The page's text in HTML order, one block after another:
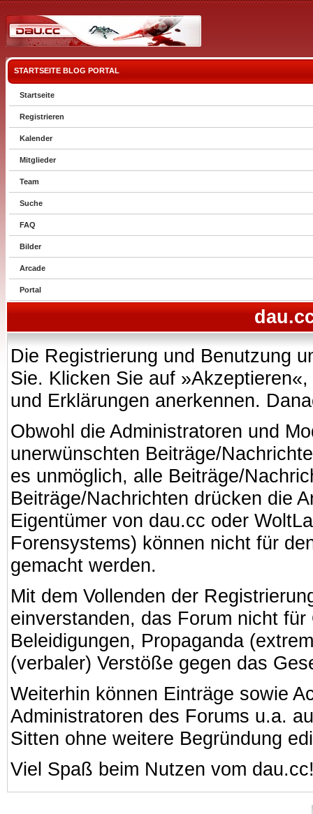
STARTSEITE BLOG PORTAL
Startseite
Registrieren
Kalender
Mitglieder
Team
Suche
FAQ
Bilder
Arcade
Portal
Die Registrierung und Benutzung
Sie. Klicken Sie auf
und Erklärungen anerkennen.
Obwohl die Administratoren und
unerwünschten Beiträge/
es unmöglich, alle Beiträge/
Beiträge/Nachrichten drücken die
Eigentümer von dau.cc oder
Forensystems) können nicht für
gemacht werden.
Mit dem Vollenden der
einverstanden, das Forum nicht
Beleidigungen, Propaganda
(verbaler) Verstöße gegen das
Weiterhin können Einträge sowie
Administratoren des Forums u.a.
Sitten ohne weitere Begründung
Viel Spaß beim Nutzen vom